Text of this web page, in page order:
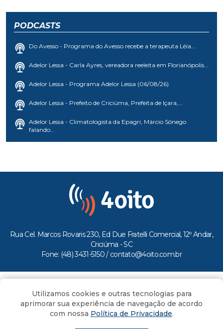
PODCASTS
Do Avesso - Programa do Avesso recebe a terapeuta Léia...
Adelor Lessa - Carla Ayres, vereadora reeleita em Florianópolis...
Adelor Lessa - Programa Adelor Lessa (06/08/26)
Adelor Lessa - Prefeito de Criciúma, Prefeita de Içara,...
Adelor Lessa - Climatologista da Epagri, Márcio Sônego
falando...
Rua Cel. Marcos Rovaris 230, Ed Due Fratelli Comercial, 12º Andar,
Criciúma - SC
Fone: (48) 3431-5150 / contato@4oito.com.br
Todos os direitos reservados ao Portal 4oito
Utilizamos cookies e outras tecnologias para
aprimorar sua experiência de navegação de acordo
com nossa Política de Privacidade.